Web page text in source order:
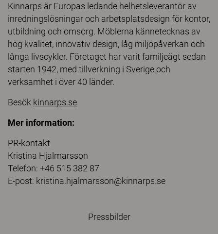
Kinnarps är Europas ledande helhetsleverantör av
inredningslösningar och arbetsplatsdesign för kontor,
utbildning och omsorg. Möblerna kännetecknas av
hög kvalitet, innovativ design, låg miljöpåverkan och
långa livscykler. Företaget har varit familjeägt sedan
starten 1942, med tillverkning i Sverige och
verksamhet i över 40 länder.
Besök kinnarps.se
Mer information:
PR-kontakt
Kristina Hjalmarsson
Telefon: +46 515 382 87
E-post: kristina.hjalmarsson@kinnarps.se
Pressbilder